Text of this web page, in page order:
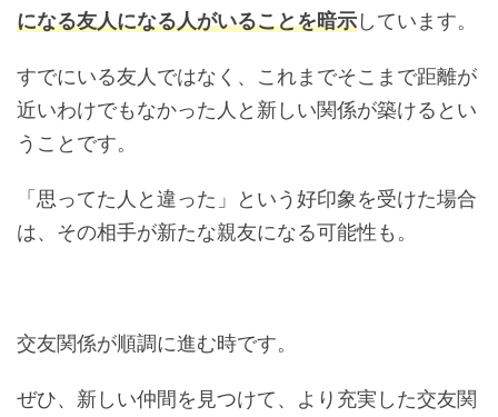
になる友人になる人がいることを暗示しています。
すでにいる友人ではなく、これまでそこまで距離が
近いわけでもなかった人と新しい関係が築けるとい
うことです。
「思ってた人と違った」という好印象を受けた場合
は、その相手が新たな親友になる可能性も。
交友関係が順調に進む時です。
ぜひ、新しい仲間を見つけて、より充実した交友関